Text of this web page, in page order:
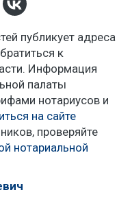
публикует адреса
к
Информация
палаты
нотариусов и
на сайте
проверяйте
нотариальной